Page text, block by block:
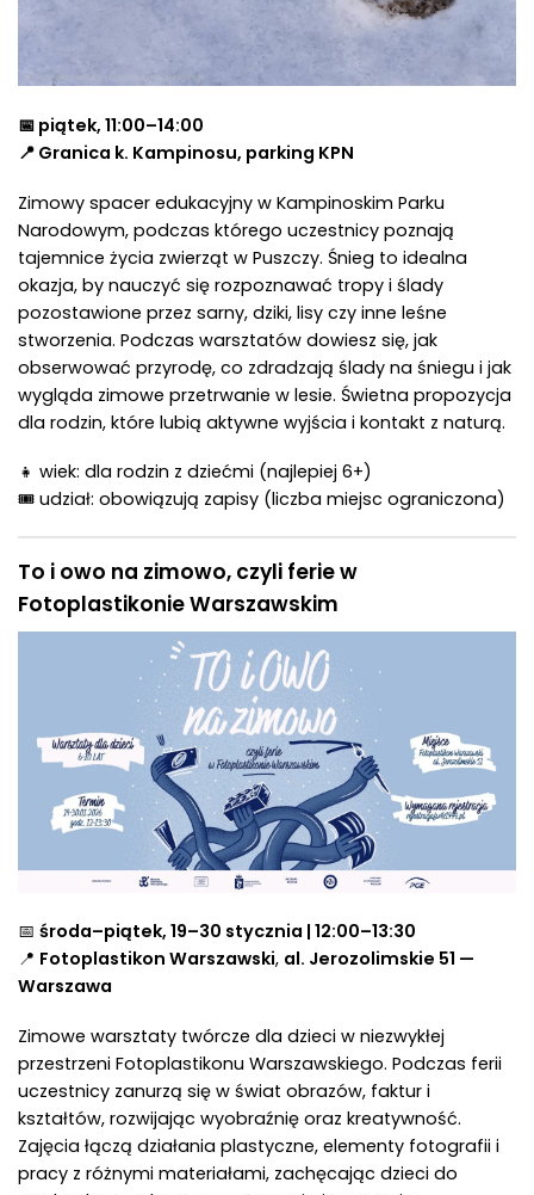
📅 piątek, 11:00–14:00
📍 Granica k. Kampinosu, parking KPN
Zimowy spacer edukacyjny w Kampinoskim Parku
Narodowym, podczas którego uczestnicy poznają
tajemnice życia zwierząt w Puszczy. Śnieg to idealna
okazja, by nauczyć się rozpoznawać tropy i ślady
pozostawione przez sarny, dziki, lisy czy inne leśne
stworzenia. Podczas warsztatów dowiesz się, jak
obserwować przyrodę, co zdradzają ślady na śniegu i jak
wygląda zimowe przetrwanie w lesie. Świetna propozycja
dla rodzin, które lubią aktywne wyjścia i kontakt z naturą.
👧 wiek: dla rodzin z dziećmi (najlepiej 6+)
🎟 udział: obowiązują zapisy (liczba miejsc ograniczona)
To i owo na zimowo, czyli ferie w
Fotoplastikonie Warszawskim
📅 środa–piątek, 19–30 stycznia | 12:00–13:30
📍 Fotoplastikon Warszawski, al. Jerozolimskie 51 —
Warszawa
Zimowe warsztaty twórcze dla dzieci w niezwykłej
przestrzeni Fotoplastikonu Warszawskiego. Podczas ferii
uczestnicy zanurzą się w świat obrazów, faktur i
kształtów, rozwijając wyobraźnię oraz kreatywność.
Zajęcia łączą działania plastyczne, elementy fotografii i
pracy z różnymi materiałami, zachęcając dzieci do